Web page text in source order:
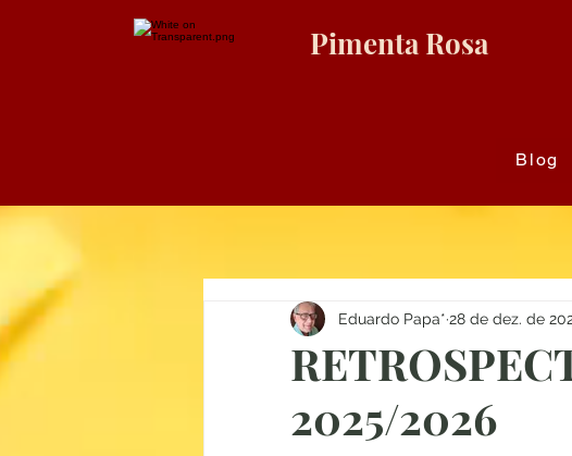
Pimenta Rosa
Blog
2025/2026
Eduardo Papa* 28 de dez. de